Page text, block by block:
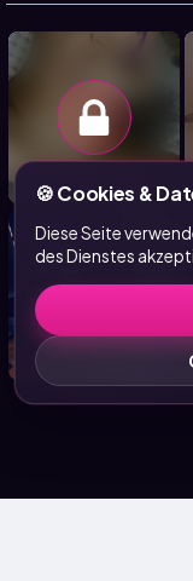
🍪 Cookies &
Diese Seite
des Dienstes